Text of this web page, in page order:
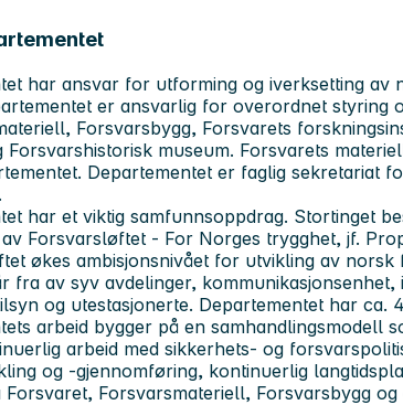
har ansvar for utforming og iverksetting av
er ansvarlig for overordnet styring
Forsvarsbygg, Forsvarets
museum. Forsvarets
Departementet er faglig sekretariat
har et viktig samfunnsoppdrag. Stortinget
Forsvarsløftet - For Norges trygghet, jf.
økes ambisjonsnivået for utvikling av norsk
fra av syv avdelinger, kommunikasjonsenhet,
og utestasjonerte. Departementet har ca.
arbeid bygger på en samhandlingsmodell
arbeid med sikkerhets- og
og -gjennomføring, kontinuerlig
Forsvarsmateriell, Forsvarsbygg og